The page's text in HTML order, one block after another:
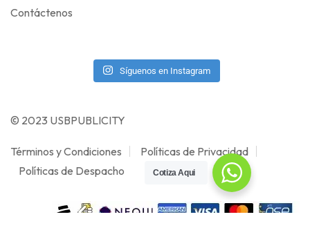
Contáctenos
Síguenos en Instagram
© 2023 USBPUBLICITY
Términos y Condiciones
Políticas de Privacidad
Políticas de Despacho
Cotiza Aqui